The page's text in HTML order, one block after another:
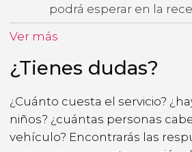
podrá esperar en la
Ver más
¿Tienes dudas?
¿Cuánto cuesta el servicio?
niños? ¿cuántas personas
vehículo? Encontrarás las